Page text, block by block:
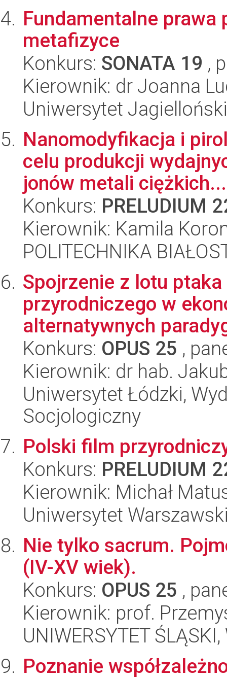
Fundamentalne prawa
metafizyce
Konkurs: SONATA 19 ,
Kierownik: dr Joanna
Uniwersytet
Nanomodyfikacja i
celu produkcji
jonów metali ciężkich...
Konkurs: PRELUDIUM
Kierownik: Kamila
POLITECHNIKA
Spojrzenie z lotu
przyrodniczego w
alternatywnych
Konkurs: OPUS 25 ,
Kierownik: dr hab.
Uniwersytet Łódzki,
Socjologiczny
Polski film
Konkurs: PRELUDIUM
Kierownik: Michał
Uniwersytet
Nie tylko sacrum.
(IV-XV wiek).
Konkurs: OPUS 25 ,
Kierownik: prof.
UNIWERSYTET
Poznanie